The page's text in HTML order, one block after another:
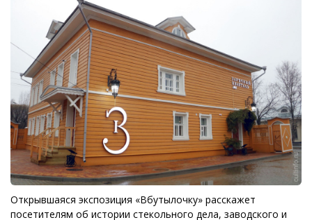
Открывшаяся экспозиция «Вбутылочку» расскажет
посетителям об истории стекольного дела, заводского и